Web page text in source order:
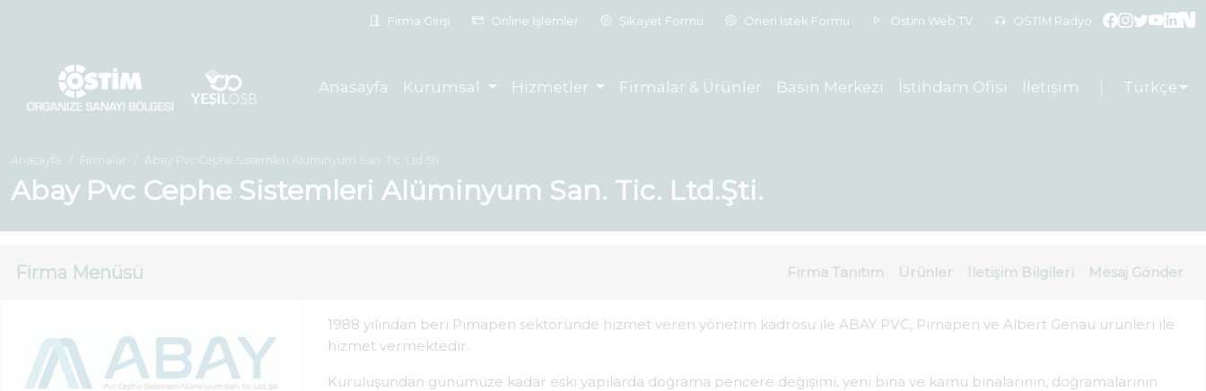
Firma Girişi Online İşlemler Şikayet Formu Öneri İstek Formu Ostim Web TV OSTİM Radyo
Anasayfa Kurumsal Hizmetler Firmalar & Ürünler Basın Merkezi İstihdam Ofisi İletişim Türkçe
Anasayfa Firmalar Abay Pvc Cephe Sistemleri Alüminyum San. Tic. Ltd.Şti.
Abay Pvc Cephe Sistemleri Alüminyum San. Tic. Ltd.Şti.
Firma Menüsü Firma Tanıtım Ürünler İletişim Bilgileri Mesaj Gönder
1988 yılından beri Pimapen sektöründe hizmet veren yönetim kadrosu ile ABAY PVC, Pimapen ve Albert Genau ürünleri ile
hizmet vermektedir.
Kuruluşundan günümüze kadar eski yapılarda doğrama pencere değişimi, yeni bina ve kamu binalarının, doğramalarının